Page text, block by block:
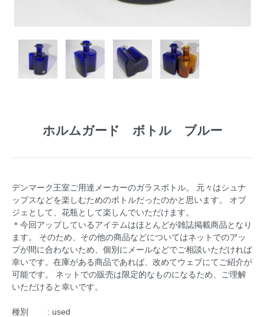
ホルムガード ボトル ブルー
デンマーク王室ご用達メーカーのガラスボトル。 元々はシュナ
ップスなどを楽しむためのボトルだったのかと思います。 オブ
ジェとして、花瓶として楽しんでいただけます。
＊今回アップしているアイテムはほとんどが雑誌掲載商品となり
ます。 そのため、その他の商品などについてはネットでのアッ
プが間に合わないため、個別にメールなどでご相談いただければ
幸いです。在庫がある商品であれば、改めてウェブにてご紹介が
可能です。 ネットでの販売は限定的なものになるため、ご理解
いただけると幸いです。
種別 : used